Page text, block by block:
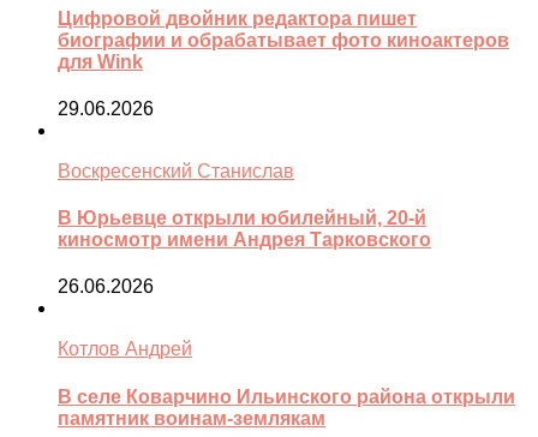
Цифровой двойник редактора пишет
биографии и обрабатывает фото киноактеров
для Wink
29.06.2026
Воскресенский Станислав
В Юрьевце открыли юбилейный, 20-й
киносмотр имени Андрея Тарковского
26.06.2026
Котлов Андрей
В селе Коварчино Ильинского района открыли
памятник воинам-землякам